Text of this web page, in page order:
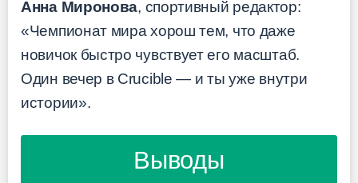
Анна Миронова, спортивный редактор:
«Чемпионат мира хорош тем, что даже
новичок быстро чувствует его масштаб.
Один вечер в Crucible — и ты уже внутри
истории».
Выводы